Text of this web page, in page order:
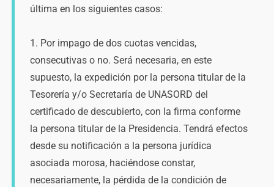
última en los siguientes casos:
1. Por impago de dos cuotas vencidas,
consecutivas o no. Será necesaria, en este
supuesto, la expedición por la persona titular de la
Tesorería y/o Secretaría de UNASORD del
certificado de descubierto, con la firma conforme
la persona titular de la Presidencia. Tendrá efectos
desde su notificación a la persona jurídica
asociada morosa, haciéndose constar,
necesariamente, la pérdida de la condición de